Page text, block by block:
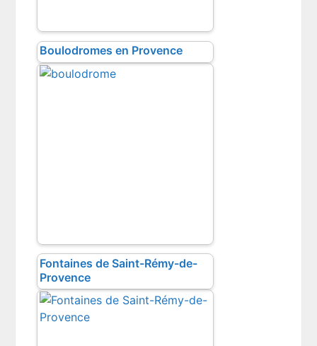
Boulodromes en Provence
Fontaines de Saint-Rémy-de-
Provence